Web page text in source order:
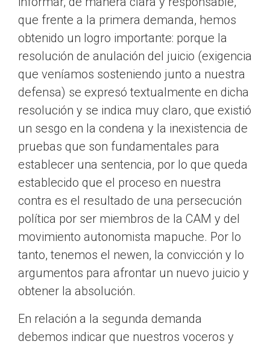
que frente a la primera demanda, hemos
obtenido un logro importante: porque la
resolución de anulación del juicio (exigencia
que veníamos sosteniendo junto a nuestra
defensa) se expresó textualmente en dicha
resolución y se indica muy claro, que existió
un sesgo en la condena y la inexistencia de
pruebas que son fundamentales para
establecer una sentencia, por lo que queda
establecido que el proceso en nuestra
contra es el resultado de una persecución
política por ser miembros de la CAM y del
movimiento autonomista mapuche. Por lo
tanto, tenemos el newen, la convicción y lo
argumentos para afrontar un nuevo juicio y
obtener la absolución.
En relación a la segunda demanda
debemos indicar que nuestros voceros y